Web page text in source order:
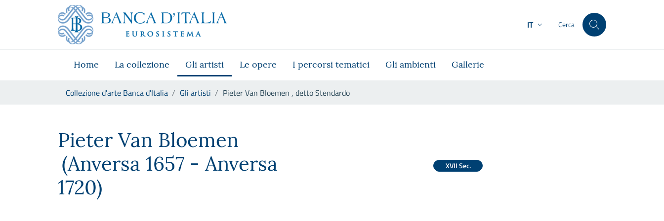
Skip to Main Content
Vai al sito istituzionale
Vai al menu di navigazione
Vai alla ricerca
Vai ai contenuti
IT Cerca
Home La collezione Gli artisti Le opere I percorsi tematici Gli ambienti Gallerie
Collezione d'arte Banca d'Italia Gli artisti Pieter Van Bloemen , detto Stendardo
Pieter Van Bloemen
(Anversa 1657 - Anversa
1720)
XVII Sec.